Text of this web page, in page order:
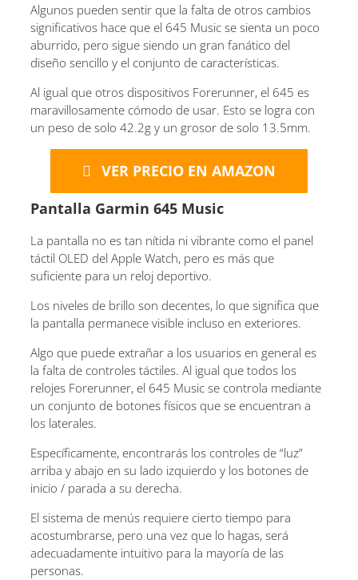
Algunos pueden sentir que la falta de otros cambios
significativos hace que el 645 Music se sienta un poco
aburrido, pero sigue siendo un gran fanático del
diseño sencillo y el conjunto de características.
Al igual que otros dispositivos Forerunner, el 645 es
maravillosamente cómodo de usar. Esto se logra con
un peso de solo 42.2g y un grosor de solo 13.5mm.
VER PRECIO EN AMAZON
Pantalla Garmin 645 Music
La pantalla no es tan nítida ni vibrante como el panel
táctil OLED del Apple Watch, pero es más que
suficiente para un reloj deportivo.
Los niveles de brillo son decentes, lo que significa que
la pantalla permanece visible incluso en exteriores.
Algo que puede extrañar a los usuarios en general es
la falta de controles táctiles. Al igual que todos los
relojes Forerunner, el 645 Music se controla mediante
un conjunto de botones físicos que se encuentran a
los laterales.
Específicamente, encontrarás los controles de “luz”
arriba y abajo en su lado izquierdo y los botones de
inicio / parada a su derecha.
El sistema de menús requiere cierto tiempo para
acostumbrarse, pero una vez que lo hagas, será
adecuadamente intuitivo para la mayoría de las
personas.